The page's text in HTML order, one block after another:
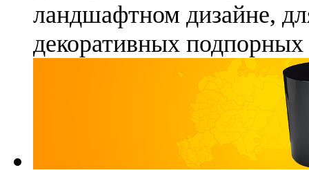
ландшафтном дизайне,
декоративных подпорных